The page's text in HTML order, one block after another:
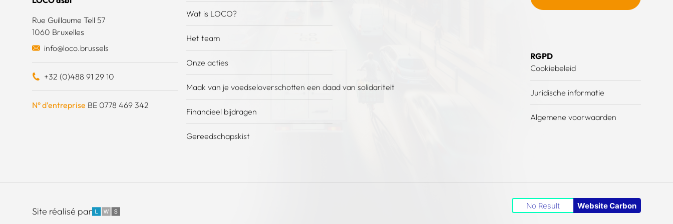
Rue Guillaume Tell 57
1060 Bruxelles
info@loco.brussels
+32 (0)488 91 29 10
N° d’entreprise BE 0778 469 342
Wat is LOCO?
Het team
Onze acties
Maak van je voedseloverschotten een daad van solidariteit
Financieel bijdragen
Gereedschapskist
RGPD
Cookiebeleid
Juridische informatie
Algemene voorwaarden
Site réalisé parLWS No Result Website Carbon